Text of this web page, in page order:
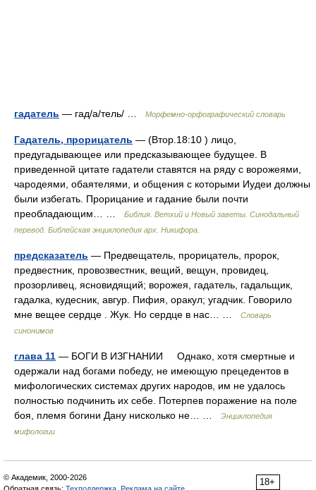
гадатель — гад/а/тель/ … Морфемно-орфографический словарь
Гадатель, прорицатель — (Втор.18:10 ) лицо,
предугадывающее или предсказывающее будущее. В
приведенной цитате гадатели ставятся на ряду с ворожеями,
чародеями, обаятелями, и общения с которыми Иудеи должны
были избегать. Прорицание и гадание были почти
преобладающим… …
Библия. Ветхий и Новый заветы. Синодальный
перевод. Библейская энциклопедия арх. Никифора.
предсказатель — Предвещатель, прорицатель, пророк,
предвестник, провозвестник, вещий, вещун, провидец,
прозорливец, ясновидящий; ворожея, гадатель, гадальщик,
гадалка, кудесник, авгур. Пифия, оракул; угадчик. Говорило
мне вещее сердце . Жук. Но сердце в нас… …
Словарь
синонимов
глава 11 — БОГИ В ИЗГНАНИИ Однако, хотя смертные и
одержали над богами победу, не имеющую прецедентов в
мифологических системах других народов, им не удалось
полностью подчинить их себе. Потерпев поражение на поле
боя, племя богини Дану нисколько не… …
Энциклопедия
мифологии
18+
© Академик, 2000-2026